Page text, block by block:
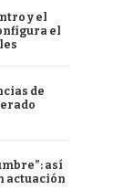
y el
el
de
así
actuación